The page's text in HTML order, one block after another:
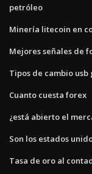
petróleo
Minería litecoin en
Mejores señales de
Tipos de cambio usb
Cuanto cuesta forex
¿está abierto el
Son los estados
Tasa de oro al